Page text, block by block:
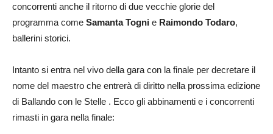
concorrenti anche il ritorno di due vecchie glorie del
programma come Samanta Togni e Raimondo Todaro,
ballerini storici.
Intanto si entra nel vivo della gara con la finale per decretare il
nome del maestro che entrerà di diritto nella prossima edizione
di Ballando con le Stelle . Ecco gli abbinamenti e i concorrenti
rimasti in gara nella finale: